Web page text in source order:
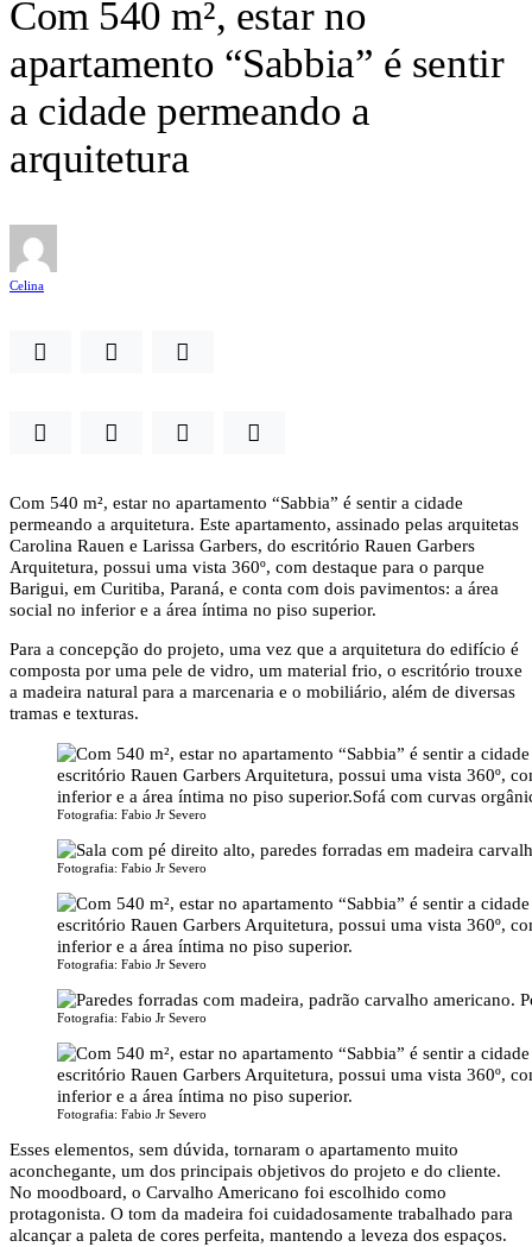
Com 540 m², estar no
apartamento “Sabbia” é sentir
a cidade permeando a
arquitetura
Celina
Com 540 m², estar no apartamento “Sabbia” é sentir a cidade
permeando a arquitetura. Este apartamento, assinado pelas arquitetas
Carolina Rauen e Larissa Garbers, do escritório Rauen Garbers
Arquitetura, possui uma vista 360º, com destaque para o parque
Barigui, em Curitiba, Paraná, e conta com dois pavimentos: a área
social no inferior e a área íntima no piso superior.
Para a concepção do projeto, uma vez que a arquitetura do edifício é
composta por uma pele de vidro, um material frio, o escritório trouxe
a madeira natural para a marcenaria e o mobiliário, além de diversas
tramas e texturas.
Fotografia: Fabio Jr Severo
Fotografia: Fabio Jr Severo
Fotografia: Fabio Jr Severo
Fotografia: Fabio Jr Severo
Fotografia: Fabio Jr Severo
Esses elementos, sem dúvida, tornaram o apartamento muito
aconchegante, um dos principais objetivos do projeto e do cliente.
No moodboard, o Carvalho Americano foi escolhido como
protagonista. O tom da madeira foi cuidadosamente trabalhado para
alcançar a paleta de cores perfeita, mantendo a leveza dos espaços.